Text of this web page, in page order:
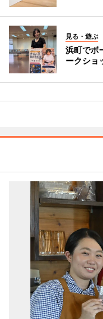
見る・遊ぶ
浜町でボ
ークショ